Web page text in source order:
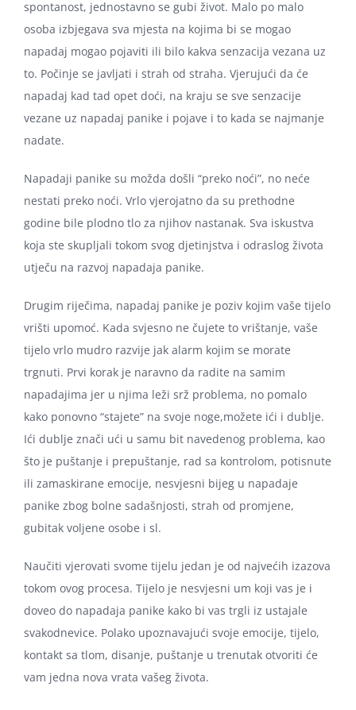
spontanost, jednostavno se gubi život. Malo po malo
osoba izbjegava sva mjesta na kojima bi se mogao
napadaj mogao pojaviti ili bilo kakva senzacija vezana uz
to. Počinje se javljati i strah od straha. Vjerujući da će
napadaj kad tad opet doći, na kraju se sve senzacije
vezane uz napadaj panike i pojave i to kada se najmanje
nadate.
Napadaji panike su možda došli “preko noći”, no neće
nestati preko noći. Vrlo vjerojatno da su prethodne
godine bile plodno tlo za njihov nastanak. Sva iskustva
koja ste skupljali tokom svog djetinjstva i odraslog života
utječu na razvoj napadaja panike.
Drugim riječima, napadaj panike je poziv kojim vaše tijelo
vrišti upomoć. Kada svjesno ne čujete to vrištanje, vaše
tijelo vrlo mudro razvije jak alarm kojim se morate
trgnuti. Prvi korak je naravno da radite na samim
napadajima jer u njima leži srž problema, no pomalo
kako ponovno “stajete” na svoje noge,možete ići i dublje.
Ići dublje znači ući u samu bit navedenog problema, kao
što je puštanje i prepuštanje, rad sa kontrolom, potisnute
ili zamaskirane emocije, nesvjesni bijeg u napadaje
panike zbog bolne sadašnjosti, strah od promjene,
gubitak voljene osobe i sl.
Naučiti vjerovati svome tijelu jedan je od najvećih izazova
tokom ovog procesa. Tijelo je nesvjesni um koji vas je i
doveo do napadaja panike kako bi vas trgli iz ustajale
svakodnevice. Polako upoznavajući svoje emocije, tijelo,
kontakt sa tlom, disanje, puštanje u trenutak otvoriti će
vam jedna nova vrata vašeg života.